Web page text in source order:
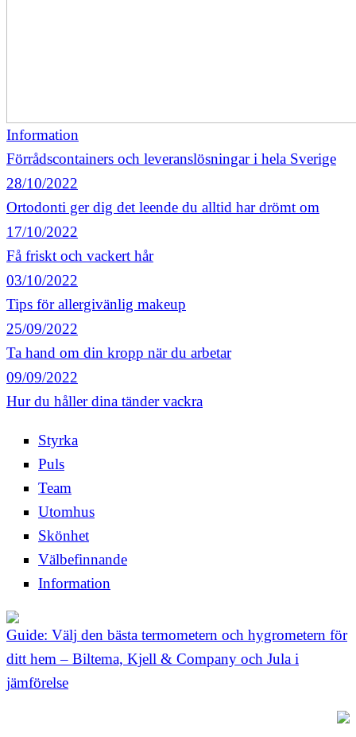
Information
Förrådscontainers och leveranslösningar i hela Sverige
28/10/2022
Ortodonti ger dig det leende du alltid har drömt om
17/10/2022
Få friskt och vackert hår
03/10/2022
Tips för allergivänlig makeup
25/09/2022
Ta hand om din kropp när du arbetar
09/09/2022
Hur du håller dina tänder vackra
Styrka
Puls
Team
Utomhus
Skönhet
Välbefinnande
Information
Guide: Välj den bästa termometern och hygrometern för
ditt hem – Biltema, Kjell & Company och Jula i
jämförelse